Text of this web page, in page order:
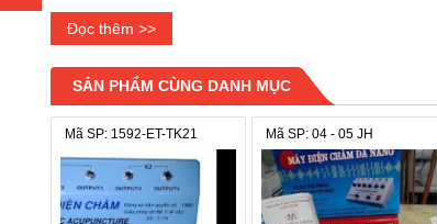
5. Nếu bật công tắc không thấy đèn sáng nhấp nháy
6. Khi cắm các giắc vào ổ cắm cần xem đã tiếp xúc
Các thông số của sản
Nguồn điện: 6V: 4 pin x 1.5V
Dạng xung: dạng dao động nghẹt sử
Đọc thêm >>
SẢN PHẨM CÙNG DANH MỤC
Mã SP: 1592-ET-TK21 Mã SP: 04 - 05 JH